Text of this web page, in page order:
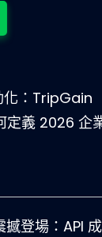
化：TripGain
定義 2026 企
登場：API